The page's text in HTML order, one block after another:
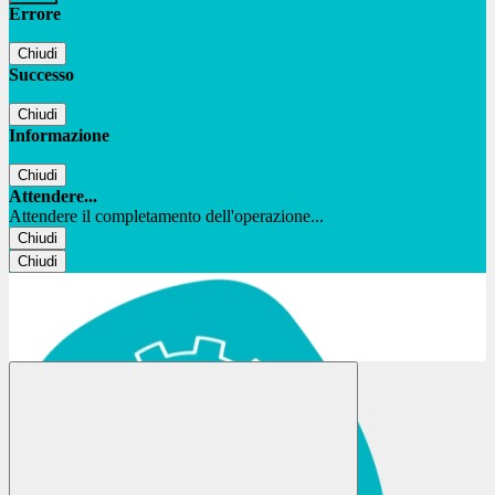
Errore
Chiudi
Successo
Chiudi
Informazione
Chiudi
Attendere...
Attendere il completamento dell'operazione...
Chiudi
Chiudi